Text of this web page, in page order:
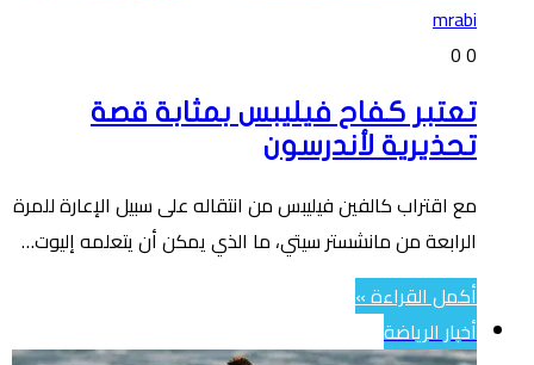
mrabi
0
تعتبر كفاح فيليبس بمثابة قصة
تحذيرية لأندرسون
مع اقتراب كالفين فيليبس من انتقاله على سبيل الإعارة للمرة
الرابعة من مانشستر سيتي، ما الذي يمكن أن يتعلمه إليوت…
أكمل القراءة »
أخبار الرياضة